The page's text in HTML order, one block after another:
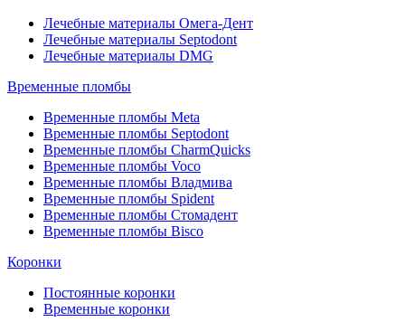
Лечебные материалы Омега-Дент
Лечебные материалы Septodont
Лечебные материалы DMG
Временные пломбы
Временные пломбы Meta
Временные пломбы Septodont
Временные пломбы CharmQuicks
Временные пломбы Voco
Временные пломбы Владмива
Временные пломбы Spident
Временные пломбы Стомадент
Временные пломбы Bisco
Коронки
Постоянные коронки
Временные коронки